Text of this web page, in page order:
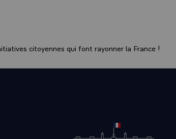
de rencontre et d'enrichissement
qu'elles génèrent, par le brassage des
citoyennes qui font rayonner la France !